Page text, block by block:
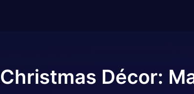
Christmas Décor: